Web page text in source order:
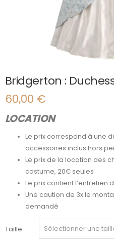
Bridgerton :
60,00 €
LOCATION
Le prix correspond à une
accessoires inclus hors
Le prix de la location des
costume, 20€ seules
Le prix contient l’entretien
Une caution de 3x le
demandé
Taille